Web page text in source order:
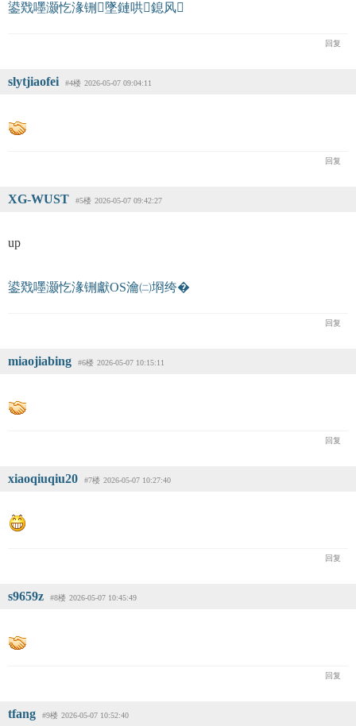
鍙戣嚜灏忔湪铏墜鏈哄鎴风
回复
slytjiaofei #4楼 2026-05-07 09:04:11
回复
XG-WUST #5楼 2026-05-07 09:42:27
up
鍙戣嚜灏忔湪铏獻OS瀹㈡埛绔�
回复
miaojiabing #6楼 2026-05-07 10:15:11
回复
xiaoqiuqiu20 #7楼 2026-05-07 10:27:40
回复
s9659z #8楼 2026-05-07 10:45:49
回复
tfang #9楼 2026-05-07 10:52:40